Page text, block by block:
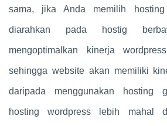
sama, jika Anda memilih
diarahkan pada hostig
mengoptimalkan kinerja
sehingga website akan memiliki
daripada menggunakan hosting
hosting wordpress lebih mahal